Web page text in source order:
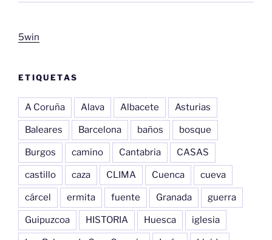
5win
ETIQUETAS
A Coruña Alava Albacete Asturias
Baleares Barcelona baños bosque
Burgos camino Cantabria CASAS
castillo caza CLIMA Cuenca cueva
cárcel ermita fuente Granada guerra
Guipuzcoa HISTORIA Huesca iglesia